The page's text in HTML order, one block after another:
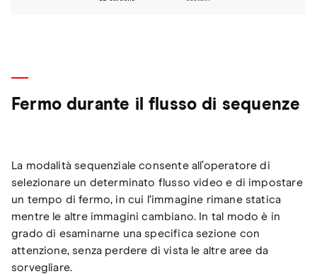
Fermo durante il flusso di sequenze
La modalità sequenziale consente all’operatore di
selezionare un determinato flusso video e di impostare
un tempo di fermo, in cui l‘immagine rimane statica
mentre le altre immagini cambiano. In tal modo è in
grado di esaminarne una specifica sezione con
attenzione, senza perdere di vista le altre aree da
sorvegliare.